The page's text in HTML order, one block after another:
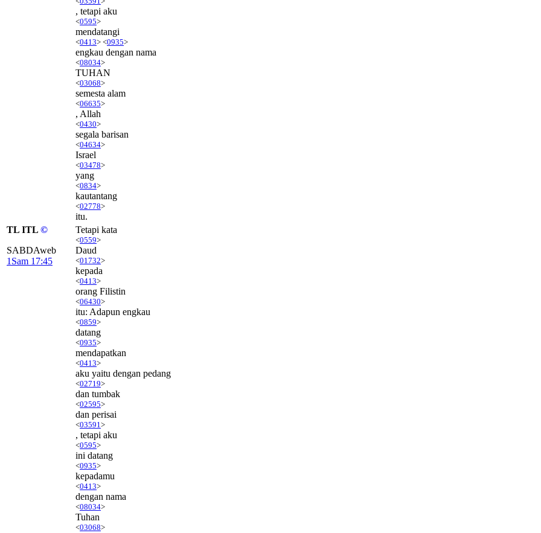
, tetapi aku
<0595>
mendatangi
<0413> <0935>
engkau dengan nama
<08034>
TUHAN
<03068>
semesta alam
<06635>
, Allah
<0430>
segala barisan
<04634>
Israel
<03478>
yang
<0834>
kautantang
<02778>
itu.
TL ITL ©
SABDAweb
1Sam 17:45
Tetapi kata
<0559>
Daud
<01732>
kepada
<0413>
orang Filistin
<06430>
itu: Adapun engkau
<0859>
datang
<0935>
mendapatkan
<0413>
aku yaitu dengan pedang
<02719>
dan tumbak
<02595>
dan perisai
<03591 >
, tetapi aku
<0595>
ini datang
<0935>
kepadamu
<0413>
dengan nama
<08034>
Tuhan
<03068>